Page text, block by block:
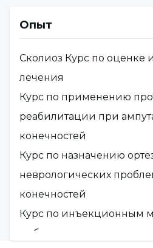
Опыт
Сколиоз Курс по оценке
лечения
Курс по применению
реабилитации при
конечностей
Курс по назначению
неврологических
конечностей
Курс по инъекционным
мобилизации